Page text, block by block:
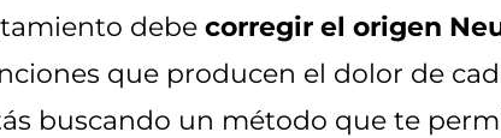
debe corregir el origen
que producen el dolor de
buscando un método que te